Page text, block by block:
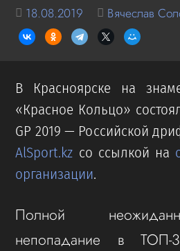
18.08.2019 Вячеслав
В Красноярске на
«Красное Кольцо»
GP 2019 — Российской
AlSport.kz со ссылкой на
организации.
Полной
непопадание в ТОП-